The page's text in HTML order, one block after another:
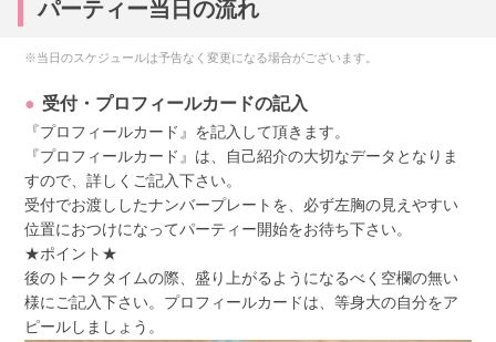
パーティー当日の流れ
※当日のスケジュールは予告なく変更になる場合がございます。
受付・プロフィールカードの記入
『プロフィールカード』を記入して頂きます。
『プロフィールカード』は、自己紹介の大切なデータとなりま
すので、詳しくご記入下さい。
受付でお渡ししたナンバープレートを、必ず左胸の見えやすい
位置におつけになってパーティー開始をお待ち下さい。
★ポイント★
後のトークタイムの際、盛り上がるようになるべく空欄の無い
様にご記入下さい。プロフィールカードは、等身大の自分をア
ピールしましょう。